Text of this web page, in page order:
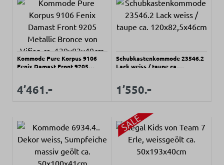
Kommode Pure Korpus 9106
Fenix Damast Front 9205
Regulärer Preis:
Verkaufspreis:
4’461.-
Schubkastenkommode 23546.2
Lack weiss / taupe ca.
Verkaufspreis:
1’550.-